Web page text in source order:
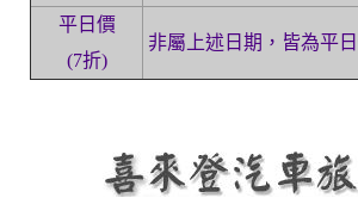
平日價
(7折)
非屬上述日期，皆為平